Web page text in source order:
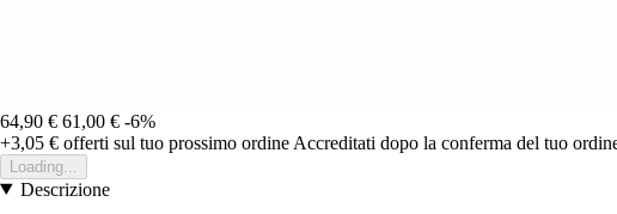
64,90 € 61,00 € -6%
+3,05 € offerti sul tuo prossimo ordine Accreditati dopo la conferma del tuo
Loading...
Descrizione